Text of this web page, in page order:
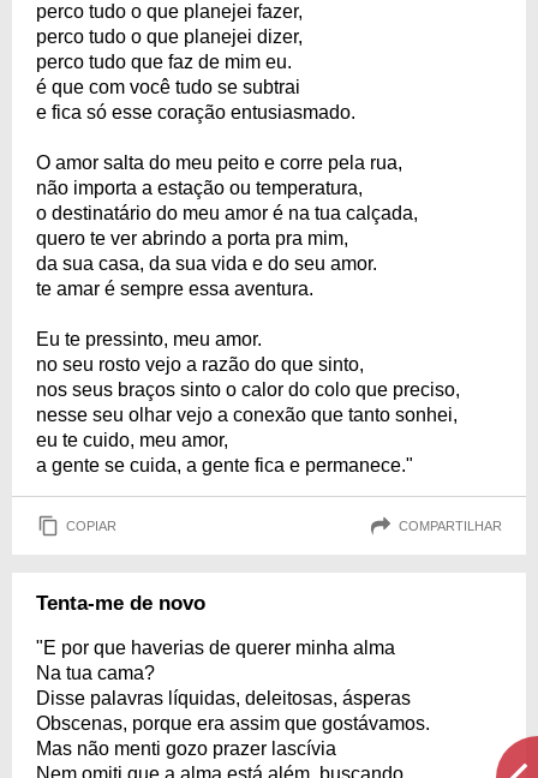
perco tudo o que planejei fazer,
perco tudo o que planejei dizer,
perco tudo que faz de mim eu.
é que com você tudo se subtrai
e fica só esse coração entusiasmado.
O amor salta do meu peito e corre pela rua,
não importa a estação ou temperatura,
o destinatário do meu amor é na tua calçada,
quero te ver abrindo a porta pra mim,
da sua casa, da sua vida e do seu amor.
te amar é sempre essa aventura.
Eu te pressinto, meu amor.
no seu rosto vejo a razão do que sinto,
nos seus braços sinto o calor do colo que preciso,
nesse seu olhar vejo a conexão que tanto sonhei,
eu te cuido, meu amor,
a gente se cuida, a gente fica e permanece."
COPIAR COMPARTILHAR
Tenta-me de novo
"E por que haverias de querer minha alma
Na tua cama?
Disse palavras líquidas, deleitosas, ásperas
Obscenas, porque era assim que gostávamos.
Mas não menti gozo prazer lascívia
Nem omiti que a alma está além, buscando